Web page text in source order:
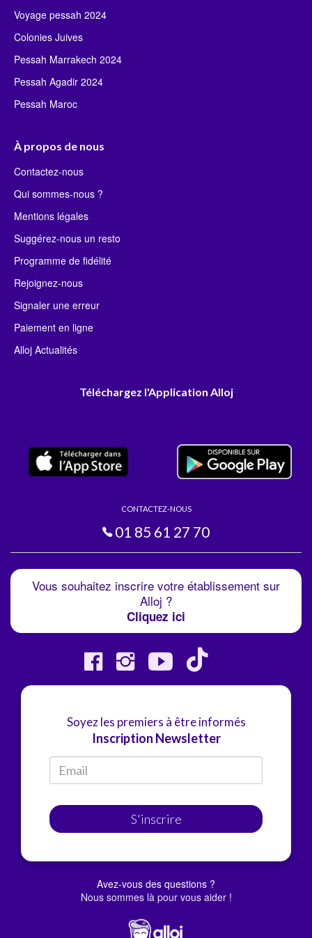
Voyage pessah 2024
Colonies Juives
Pessah Marrakech 2024
Pessah Agadir 2024
Pessah Maroc
À propos de nous
Contactez-nous
Qui sommes-nous ?
Mentions légales
Suggérez-nous un resto
Programme de fidélité
Rejoignez-nous
Signaler une erreur
Paiement en ligne
Alloj Actualités
Téléchargez l'Application Alloj
CONTACTEZ-NOUS
01 85 61 27 70
Vous souhaitez inscrire votre établissement sur
Alloj ?
Cliquez ici
Soyez les premiers à être informés
Inscription Newsletter
S'inscrire
Avez-vous des questions ?
Nous sommes là pour vous aider !